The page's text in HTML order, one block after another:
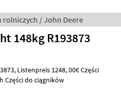
rolniczych / John Deere
148kg R193873
Części
Części do ciągników